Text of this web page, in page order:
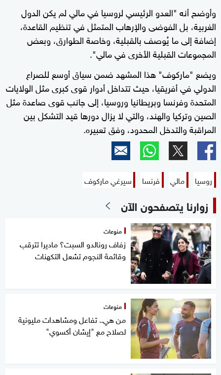
وأوضح أنه "العدو الرئيسي لروسيا في مالي لم يكن الدول
الغربية، بل الفوضى والإرهاب المتمثل في تنظيم القاعدة،
إضافة إلى ما يُوصف بالقبلية، وخاصة الطوارق، وبعض
المجموعات القبلية الأخرى في مالي".
ويضع "ماركوف" هذا المشهد ضمن سياق أوسع للصراع
الدولي في أفريقيا، حيث تتداخل أدوار قوى كبرى مثل الولايات
المتحدة وفرنسا وبريطانيا وروسيا، إلى جانب قوى صاعدة مثل
الصين وتركيا والهند، والتي لا يزال دورها قيد التشكل بين
المراقبة والتدخل المحدود، وفق تعبيره.
روسيا مالي فرنسا سيرغي ماركوف
زوارنا يتصفحون الآن
منوعات
زفاف رونالدو السبت؟ ماديرا تترقب
وقائمة النجوم تشعل التكهنات
منوعات
من هي.. تفاعل ومشاهدات مليونية
لصلاح مع "إيشان أكسوي"